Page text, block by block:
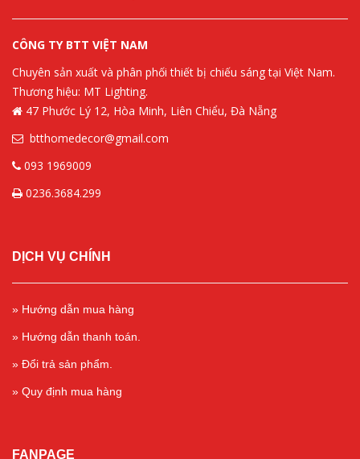
CÔNG TY BTT VIỆT NAM
Chuyên sản xuất và phân phối thiết bị chiếu sáng tại Việt Nam.
Thương hiệu: MT Lighting.
47 Phước Lý 12, Hòa Minh, Liên Chiểu, Đà Nẵng
btthomedecor@gmail.com
093 1969009
0236.3684.299
DỊCH VỤ CHÍNH
» Hướng dẫn mua hàng
» Hướng dẫn thanh toán.
» Đổi trả sản phẩm.
» Quy định mua hàng
FANPAGE